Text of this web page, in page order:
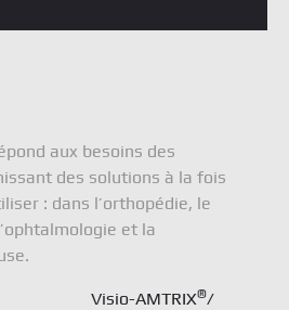
aux besoins des
des solutions à la fois
: dans l’orthopédie, le
et la
Visio-AMTRIX®/